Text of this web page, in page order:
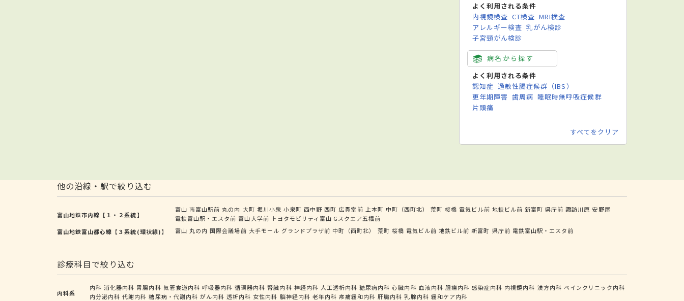
よく利用される条件
内視鏡検査 CT検査 MRI検査
アレルギー検査 乳がん検診
子宮頸がん検診
病名から探す
よく利用される条件
認知症 過敏性腸症候群（IBS）
更年期障害 歯周病 睡眠時無呼吸症候群
片頭痛
すべてをクリア
他の沿線・駅で絞り込む
富山地鉄市内線【１・２系統】
富山 南富山駅前 丸の内 大町 堀川小泉 小泉町 西中野 西町 広貫堂前 上本町 中町（西町北） 荒町 桜橋 電気ビル前 地鉄ビル前 新富町 県庁前 諏訪川原 安野屋
電鉄富山駅・エスタ前 富山大学前 トヨタモビリティ富山 Gスクエア五福前
富山地鉄富山都心線【３系統(環状線)】
富山 丸の内 国際会議場前 大手モール グランドプラザ前 中町（西町北） 荒町 桜橋 電気ビル前 地鉄ビル前 新富町 県庁前 電鉄富山駅・エスタ前
診療科目で絞り込む
内科系
内科 消化器内科 胃腸内科 気管食道内科 呼吸器内科 循環器内科 腎臓内科 神経内科 人工透析内科 糖尿病内科 心臓内科 血液内科 腫瘍内科 感染症内科 内視鏡内科 漢方内科 ペインクリニック内科
内分泌内科 代謝内科 糖尿病・代謝内科 がん内科 透析内科 女性内科 脳神経内科 老年内科 疼痛緩和内科 肝臓内科 乳腺内科 緩和ケア内科